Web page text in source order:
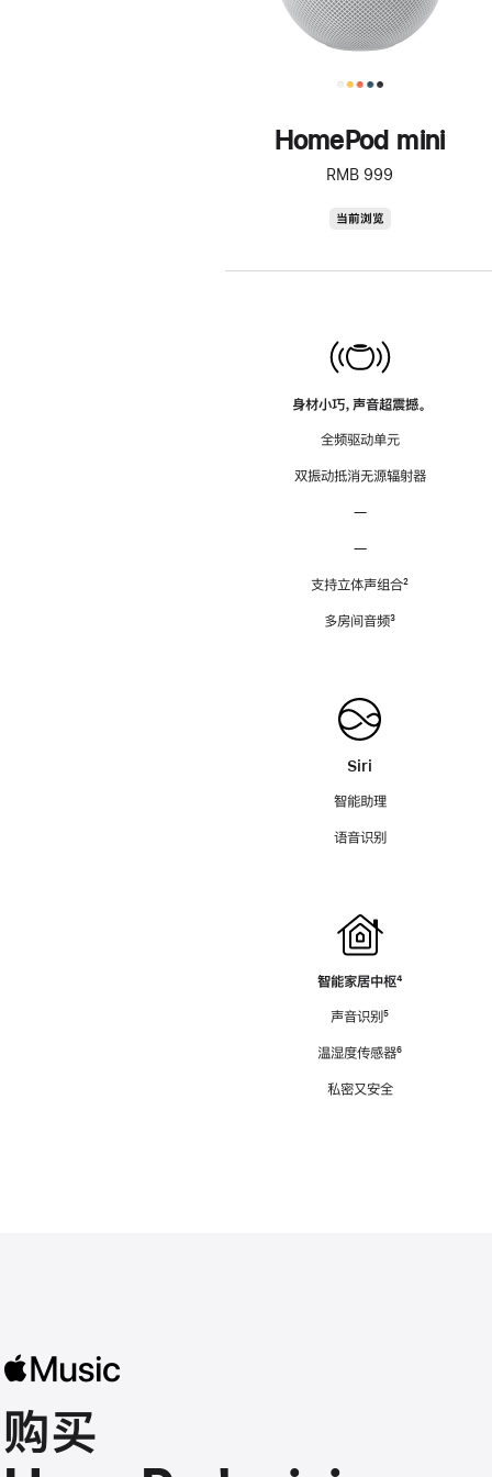
HomePod mini
RMB 999
当前浏览
身材小巧，声音超震撼。
全频驱动单元
双振动抵消无源辐射器
—
—
支持立体声组合脚
²
多房间音频脚
³
Siri
智能助理
语音识别
智能家居中枢脚
⁴
声音识别脚
⁵
温湿度传感器脚
⁶
私密又安全
购买